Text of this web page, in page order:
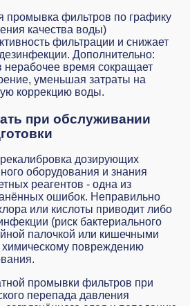
промывка фильтров по графику
качества воды)
фильтрации и снижает
Дополнительно:
нерабочее время сокращает
уменьшая затраты на
коррекцию воды.
при обслуживании
дозирующих
оборудования и знания
реагентов - одна из
ошибок. Неправильно
или кислоты приводит либо
(риск бактериального
палочкой или кишечными
повреждению
промывки фильтров при
перепада давления